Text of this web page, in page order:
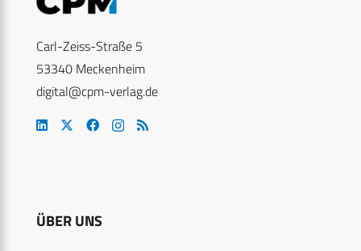
Carl-Zeiss-Straße 5
53340 Meckenheim
digital@cpm-verlag.de
ÜBER UNS